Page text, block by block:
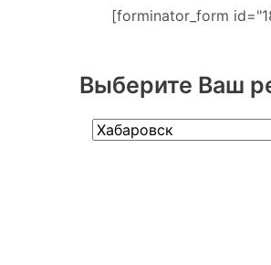
[forminator_form
Выберите Ваш